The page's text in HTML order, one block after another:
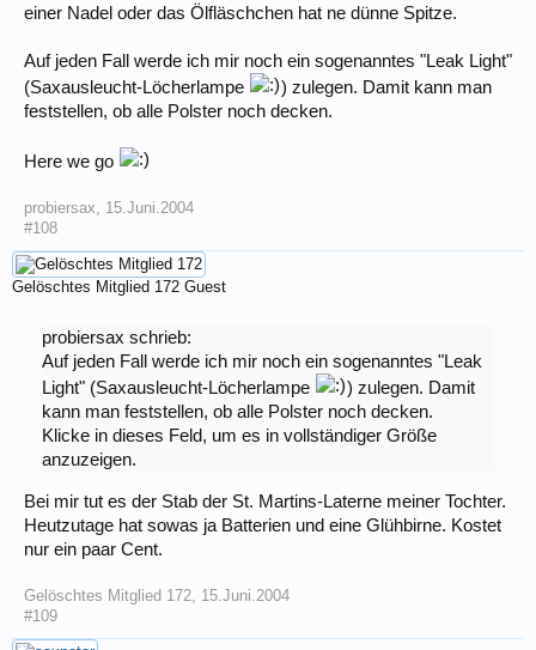
einer Nadel oder das Ölfläschchen hat ne dünne Spitze.
Auf jeden Fall werde ich mir noch ein sogenanntes "Leak Light"
(Saxausleucht-Löcherlampe
) zulegen. Damit kann man
feststellen, ob alle Polster noch decken.
Here we go
probiersax
15.Juni.2004
#108
Gelöschtes Mitglied 172 Guest
probiersax schrieb:
Auf jeden Fall werde ich mir noch ein sogenanntes "Leak
Light" (Saxausleucht-Löcherlampe
) zulegen. Damit
kann man feststellen, ob alle Polster noch decken.
Klicke in dieses Feld, um es in vollständiger Größe
anzuzeigen.
Bei mir tut es der Stab der St. Martins-Laterne meiner Tochter.
Heutzutage hat sowas ja Batterien und eine Glühbirne. Kostet
nur ein paar Cent.
Gelöschtes Mitglied 172 15.Juni.2004
#109